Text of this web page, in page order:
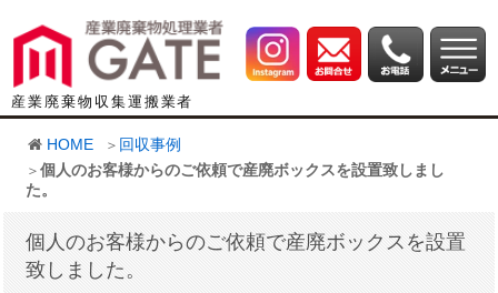
産業廃棄物収集運搬業者
HOME
回収事例
個人のお客様からのご依頼で産廃ボックスを設置致しまし
た。
個人のお客様からのご依頼で産廃ボックスを設置
致しました。